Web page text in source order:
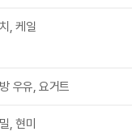
, 케일
우유, 요거트
, 현미